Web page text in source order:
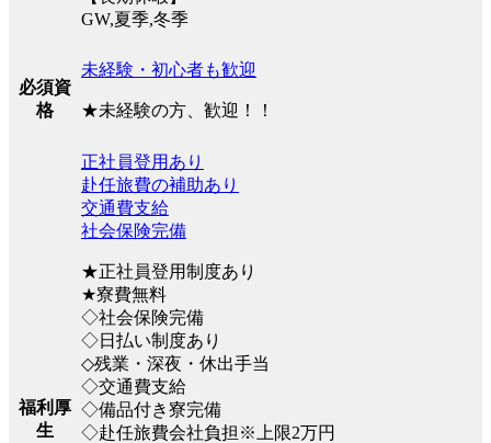
GW,夏季,冬季
必須資
格
未経験・初心者も歓迎
★未経験の方、歓迎！！
福利厚
生
正社員登用あり
赴任旅費の補助あり
交通費支給
社会保険完備
★正社員登用制度あり
★寮費無料
◇社会保険完備
◇日払い制度あり
◇残業・深夜・休出手当
◇交通費支給
◇備品付き寮完備
◇赴任旅費会社負担※上限2万円